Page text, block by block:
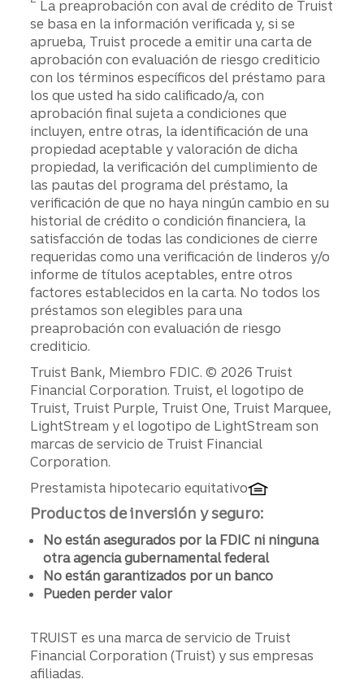
La preaprobación con aval de crédito de Truist
se basa en la información verificada y, si se
aprueba, Truist procede a emitir una carta de
aprobación con evaluación de riesgo crediticio
con los términos específicos del préstamo para
los que usted ha sido calificado/a, con
aprobación final sujeta a condiciones que
incluyen, entre otras, la identificación de una
propiedad aceptable y valoración de dicha
propiedad, la verificación del cumplimiento de
las pautas del programa del préstamo, la
verificación de que no haya ningún cambio en su
historial de crédito o condición financiera, la
satisfacción de todas las condiciones de cierre
requeridas como una verificación de linderos y/o
informe de títulos aceptables, entre otros
factores establecidos en la carta. No todos los
préstamos son elegibles para una
preaprobación con evaluación de riesgo
crediticio.
Divulgaciones
Truist Bank, Miembro FDIC. © 2026 Truist
Financial Corporation. Truist, el logotipo de
Truist, Truist Purple, Truist One, Truist Marquee,
LightStream y el logotipo de LightStream son
marcas de servicio de Truist Financial
Corporation.
Prestamista hipotecario equitativo
Productos de inversión y seguro:
No están asegurados por la FDIC ni ninguna
otra agencia gubernamental federal
No están garantizados por un banco
Pueden perder valor
TRUIST es una marca de servicio de Truist
Financial Corporation (Truist) y sus empresas
afiliadas.